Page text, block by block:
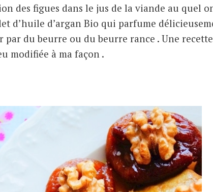
des figues dans le jus de la viande au quel
d’huile d’argan Bio qui parfume
par du beurre ou du beurre rance . Une
modifiée à ma façon .